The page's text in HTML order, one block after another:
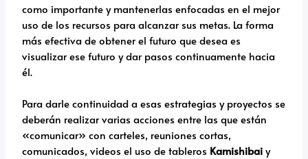
como importante y mantenerlas enfocadas en el mejor
uso de los recursos para alcanzar sus metas. La forma
más efectiva de obtener el futuro que desea es
visualizar ese futuro y dar pasos continuamente hacia
él.
Para darle continuidad a esas estrategias y proyectos se
deberán realizar varias acciones entre las que están
«comunicar» con carteles, reuniones cortas,
comunicados, videos el uso de tableros Kamishibaiy